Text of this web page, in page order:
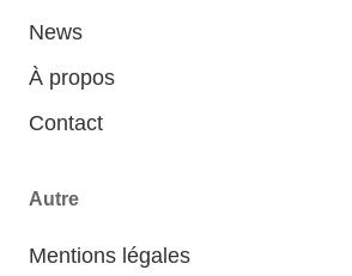
News
À propos
Contact
Autre
Mentions légales